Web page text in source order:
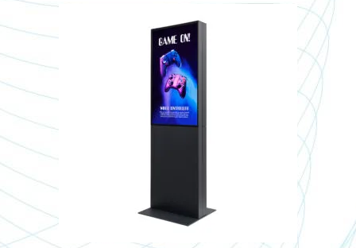
Ten produkt ma wiele wariantów. Opcje można wybrać na